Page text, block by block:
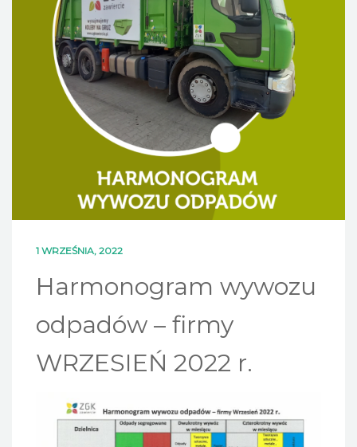
PSZOK
EDUKACJA
KONTAKT
1 WRZEŚNIA, 2022
Harmonogram wywozu
odpadów – firmy
WRZESIEŃ 2022 r.